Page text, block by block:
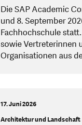
Die SAP Academic
und 8. September
Fachhochschule
sowie Vertreterinnen
Organisationen aus
17. Juni 2026
Architektur und Landschaft